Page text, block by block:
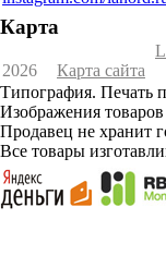
Карта
2026
Карта сайта
Типография. Печать
Изображения
Продавец не хранит
Все товары